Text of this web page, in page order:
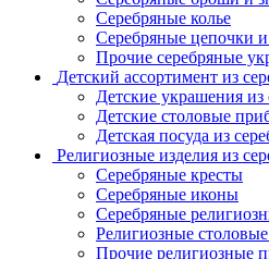
Серебряные колье
Серебряные цепочки
Прочие серебряные
Детский ассортимент из
Детские украшения из
Детские столовые
Детская посуда из
Религиозные изделия из
Серебряные кресты
Серебряные иконы
Серебряные
Религиозные
Прочие религиозные